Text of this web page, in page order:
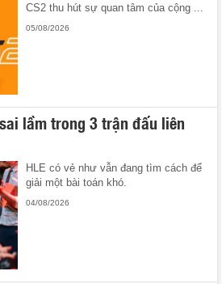
CS2 thu hút sự quan tâm của cộng ...
05/08/2026
lầm trong 3 trận đấu liên
HLE có vẻ như vẫn đang tìm cách để
giải một bài toán khó.
04/08/2026